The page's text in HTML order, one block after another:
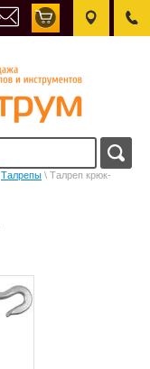
Талрепы \ Талреп крюк-